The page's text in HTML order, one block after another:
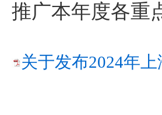
推广本年度各重
关于发布2024年